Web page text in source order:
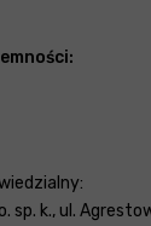
sp. k., ul.